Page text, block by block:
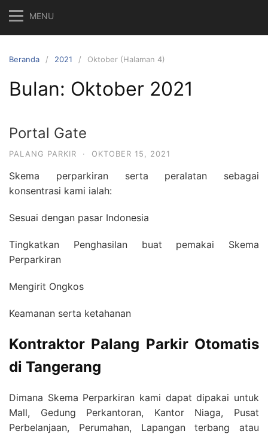
MENU
Beranda 2021 Oktober (Halaman 4)
Bulan: Oktober 2021
Portal Gate
PALANG PARKIR · OKTOBER 15, 2021
Skema perparkiran serta peralatan sebagai
konsentrasi kami ialah:
Sesuai dengan pasar Indonesia
Tingkatkan Penghasilan buat pemakai Skema
Perparkiran
Mengirit Ongkos
Keamanan serta ketahanan
Kontraktor Palang Parkir Otomatis
di Tangerang
Dimana Skema Perparkiran kami dapat dipakai untuk
Mall, Gedung Perkantoran, Kantor Niaga, Pusat
Perbelanjaan, Perumahan, Lapangan terbang atau